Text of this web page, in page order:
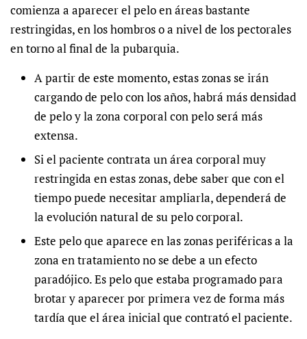
comienza a aparecer el pelo en áreas bastante
restringidas, en los hombros o a nivel de los pectorales
en torno al final de la pubarquia.
A partir de este momento, estas zonas se irán
cargando de pelo con los años, habrá más densidad
de pelo y la zona corporal con pelo será más
extensa.
Si el paciente contrata un área corporal muy
restringida en estas zonas, debe saber que con el
tiempo puede necesitar ampliarla, dependerá de
la evolución natural de su pelo corporal.
Este pelo que aparece en las zonas periféricas a la
zona en tratamiento no se debe a un efecto
paradójico. Es pelo que estaba programado para
brotar y aparecer por primera vez de forma más
tardía que el área inicial que contrató el paciente.